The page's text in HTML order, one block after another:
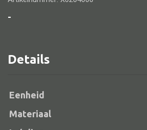
Kruk
-
Details
Eenheid
Materiaal